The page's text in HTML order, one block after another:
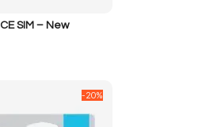
SIM – New
ден.
-20%